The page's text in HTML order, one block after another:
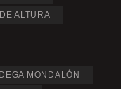
ALTURA
MONDALÓN